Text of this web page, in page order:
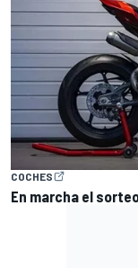
COCHES
En marcha el